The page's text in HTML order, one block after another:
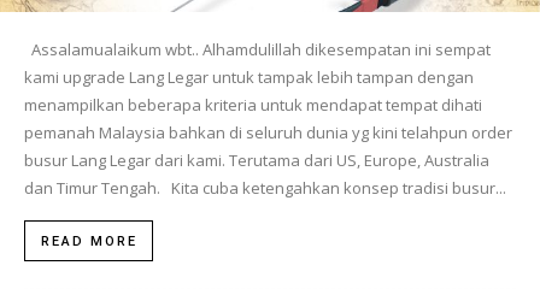
Assalamualaikum wbt.. Alhamdulillah dikesempatan ini sempat
kami upgrade Lang Legar untuk tampak lebih tampan dengan
menampilkan beberapa kriteria untuk mendapat tempat dihati
pemanah Malaysia bahkan di seluruh dunia yg kini telahpun order
busur Lang Legar dari kami. Terutama dari US, Europe, Australia
dan Timur Tengah. Kita cuba ketengahkan konsep tradisi busur...
READ MORE